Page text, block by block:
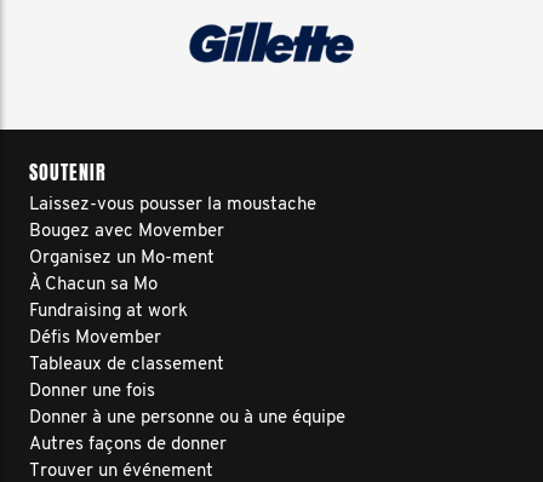
SOUTENIR
Laissez-vous pousser la moustache
Bougez avec Movember
Organisez un Mo-ment
À Chacun sa Mo
Fundraising at work
Défis Movember
Tableaux de classement
Donner une fois
Donner à une personne ou à une équipe
Autres façons de donner
Trouver un événement